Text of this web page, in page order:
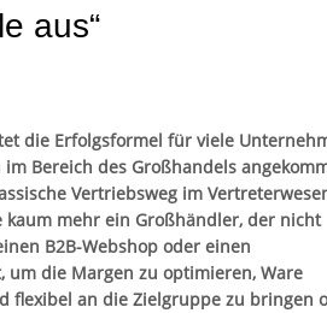
aus“
die Erfolgsformel für viele
Bereich des Großhandels
Vertriebsweg im
mehr ein Großhändler, der nicht
B2B-Webshop oder einen
um die Margen zu optimieren, Ware
flexibel an die Zielgruppe zu bringen